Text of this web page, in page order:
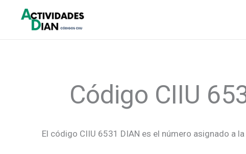
contenido
Código CIIU
El código CIIU 6531 DIAN es el número asignado a